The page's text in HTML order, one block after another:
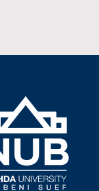
صور الكلية
جداول الكلية
الدراسات